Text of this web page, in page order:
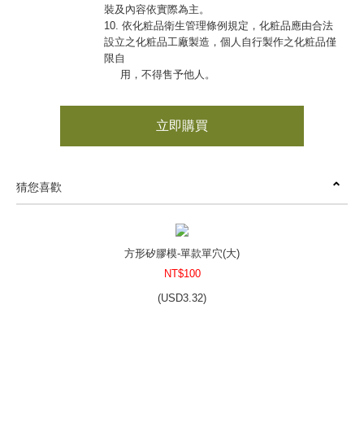
裝及內容依實際為主。
10. 依化粧品衛生管理條例規定，化粧品應由合法
設立之化粧品工廠製造，個人自行製作之化粧品僅
限自
用，不得售予他人。
立即購買
猜您喜歡
方形矽膠模-單款單穴(大)
NT$100
(USD3.32)